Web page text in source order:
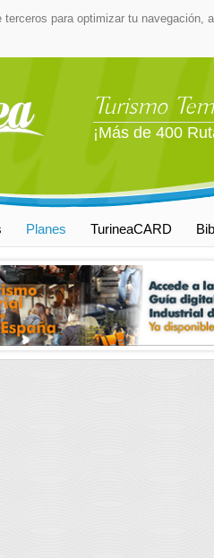
para optimizar tu
Turismo
¡Más de 400
Planes TurineaCARD